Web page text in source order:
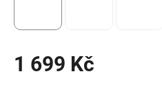
1 699 Kč